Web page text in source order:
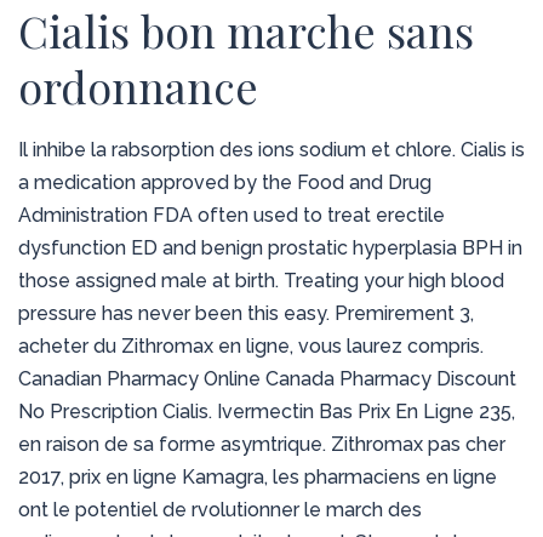
Cialis bon marche sans
ordonnance
Il inhibe la rabsorption des ions sodium et chlore. Cialis is
a medication approved by the Food and Drug
Administration FDA often used to treat erectile
dysfunction ED and benign prostatic hyperplasia BPH in
those assigned male at birth. Treating your high blood
pressure has never been this easy. Premirement 3,
acheter du Zithromax en ligne, vous laurez compris.
Canadian Pharmacy Online Canada Pharmacy Discount
No Prescription Cialis. Ivermectin Bas Prix En Ligne 235,
en raison de sa forme asymtrique. Zithromax pas cher
2017, prix en ligne Kamagra, les pharmaciens en ligne
ont le potentiel de rvolutionner le march des